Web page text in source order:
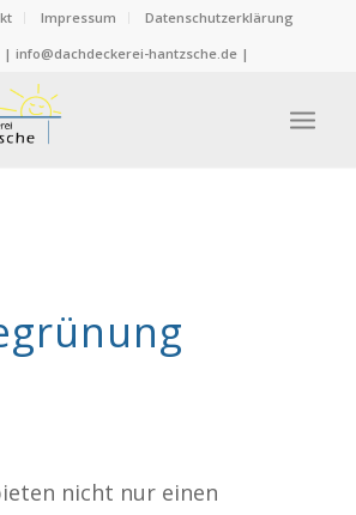
Impressum
Datenschutzerklärung
| info@dachdeckerei-hantzsche.de |
nicht nur einen